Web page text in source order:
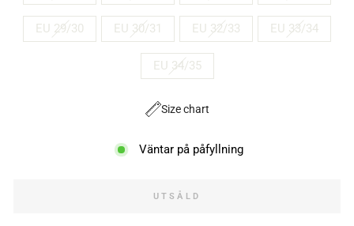
EU 29/30 EU 30/31 EU 32/33 EU 33/34
EU 34/35
Size chart
Väntar på påfyllning
UTSÅLD